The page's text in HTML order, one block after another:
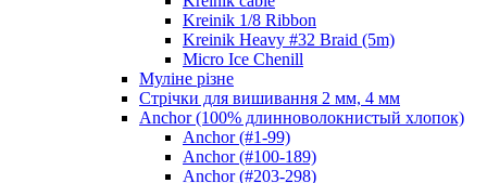
Kreinik 1/8 Ribbon
Kreinik Heavy #32 Braid (5m)
Micro Ice Chenill
Муліне різне
Стрічки для вишивання 2 мм, 4 мм
Anchor (100% длинноволокнистый хлопок)
Anchor (#1-99)
Anchor (#100-189)
Anchor (#203-298)